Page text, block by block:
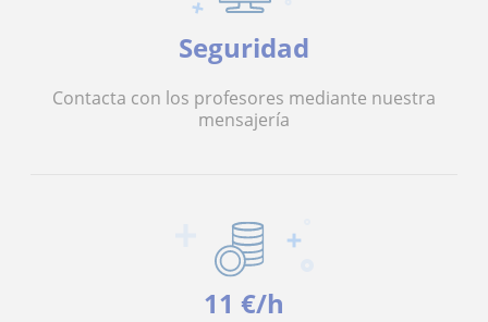
Seguridad
Contacta con los profesores mediante nuestra
mensajería
11 €/h